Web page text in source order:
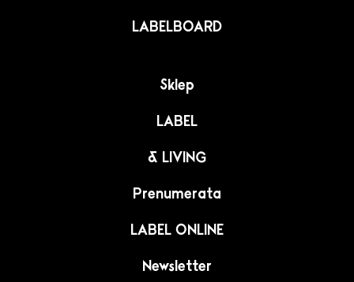
LABELBOARD
Sklep
LABEL
& LIVING
Prenumerata
LABEL ONLINE
Newsletter